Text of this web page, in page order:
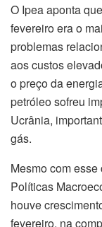
O Ipea aponta
fevereiro era o
problemas
aos custos
o preço da
petróleo sofreu
Ucrânia,
gás.
Mesmo com
Políticas
houve
fevereiro, na